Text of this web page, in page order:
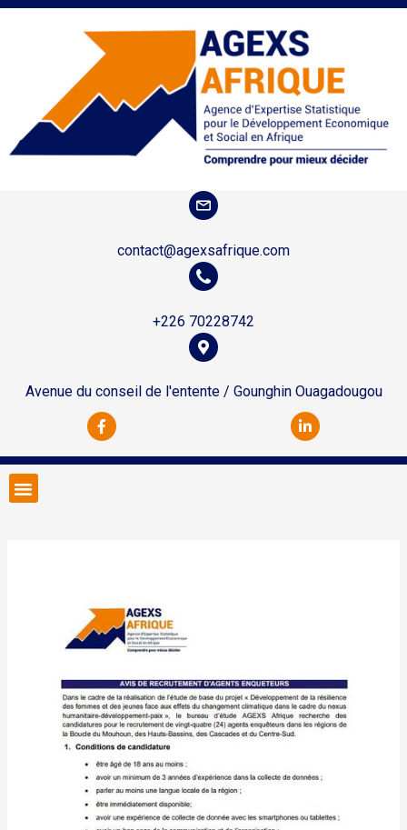
contact@agexsafrique.com
+226 70228742
Avenue du conseil de l'entente / Gounghin Ouagadougou